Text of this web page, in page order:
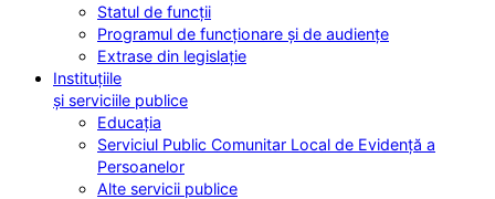
Statul de funcții
Programul de funcționare și de audiențe
Extrase din legislație
Instituțiile
și serviciile publice
Educația
Serviciul Public Comunitar Local de Evidență a
Persoanelor
Alte servicii publice